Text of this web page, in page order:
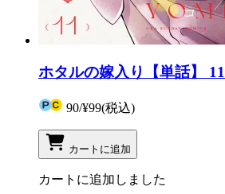
ホタルの嫁入り【単話】 11
90/¥99(税込)
カートに追加
カートに追加しました